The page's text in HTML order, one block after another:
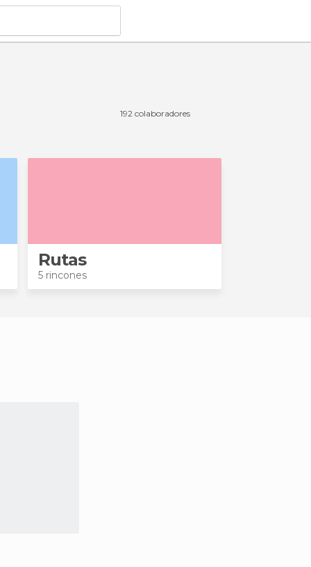
192 colaboradores
Rutas
5 rincones